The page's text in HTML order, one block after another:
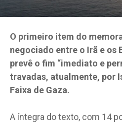
O primeiro item do
negociado entre o Irã e os
prevê o fim “imediato e
travadas, atualmente, por
Faixa de Gaza.
A íntegra do texto, com 14